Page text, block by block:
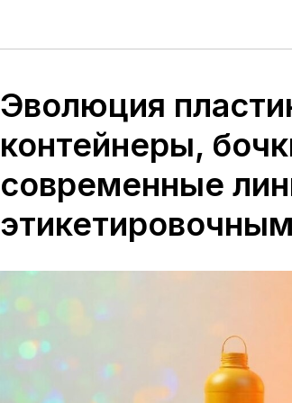
Эволюция
контейнеры,
современные